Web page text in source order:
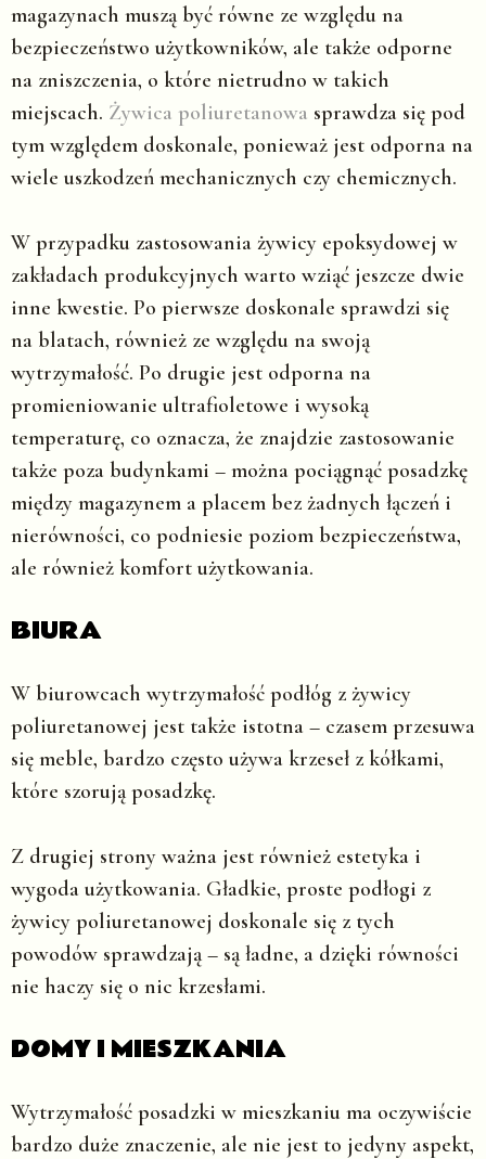
magazynach muszą być równe ze względu na
bezpieczeństwo użytkowników, ale także odporne
na zniszczenia, o które nietrudno w takich
miejscach. Żywica poliuretanowa sprawdza się pod
tym względem doskonale, ponieważ jest odporna na
wiele uszkodzeń mechanicznych czy chemicznych.
W przypadku zastosowania żywicy epoksydowej w
zakładach produkcyjnych warto wziąć jeszcze dwie
inne kwestie. Po pierwsze doskonale sprawdzi się
na blatach, również ze względu na swoją
wytrzymałość. Po drugie jest odporna na
promieniowanie ultrafioletowe i wysoką
temperaturę, co oznacza, że znajdzie zastosowanie
także poza budynkami – można pociągnąć posadzkę
między magazynem a placem bez żadnych łączeń i
nierówności, co podniesie poziom bezpieczeństwa,
ale również komfort użytkowania.
BIURA
W biurowcach wytrzymałość podłóg z żywicy
poliuretanowej jest także istotna – czasem przesuwa
się meble, bardzo często używa krzeseł z kółkami,
które szorują posadzkę.
Z drugiej strony ważna jest również estetyka i
wygoda użytkowania. Gładkie, proste podłogi z
żywicy poliuretanowej doskonale się z tych
powodów sprawdzają – są ładne, a dzięki równości
nie haczy się o nic krzesłami.
DOMY I MIESZKANIA
Wytrzymałość posadzki w mieszkaniu ma oczywiście
bardzo duże znaczenie, ale nie jest to jedyny aspekt,